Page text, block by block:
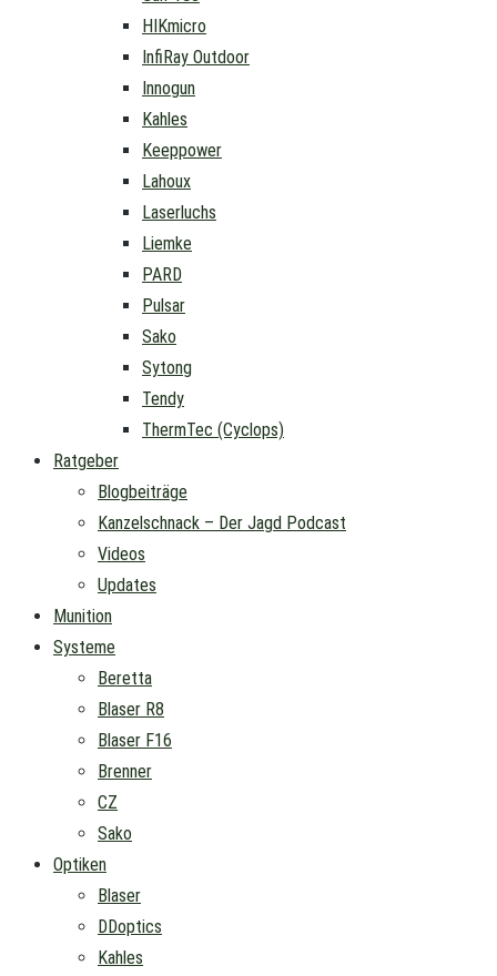
HIKmicro
InfiRay Outdoor
Innogun
Kahles
Keeppower
Lahoux
Laserluchs
Liemke
PARD
Pulsar
Sako
Sytong
Tendy
ThermTec (Cyclops)
Ratgeber
Blogbeiträge
Kanzelschnack – Der Jagd Podcast
Videos
Updates
Munition
Systeme
Beretta
Blaser R8
Blaser F16
Brenner
CZ
Sako
Optiken
Blaser
DDoptics
Kahles